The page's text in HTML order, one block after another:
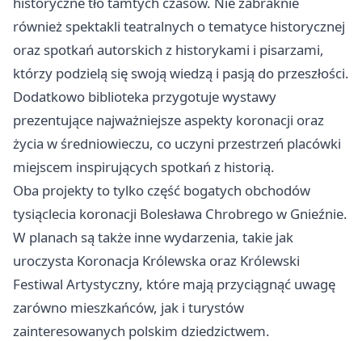
również spektakli teatralnych o tematyce historycznej
oraz spotkań autorskich z historykami i pisarzami,
którzy podzielą się swoją wiedzą i pasją do przeszłości.
Dodatkowo biblioteka przygotuje wystawy
prezentujące najważniejsze aspekty koronacji oraz
życia w średniowieczu, co uczyni przestrzeń placówki
miejscem inspirujących spotkań z historią.
Oba projekty to tylko część bogatych obchodów
tysiąclecia koronacji Bolesława Chrobrego w Gnieźnie.
W planach są także inne wydarzenia, takie jak
uroczysta Koronacja Królewska oraz Królewski
Festiwal Artystyczny, które mają przyciągnąć uwagę
zarówno mieszkańców, jak i turystów
zainteresowanych polskim dziedzictwem.